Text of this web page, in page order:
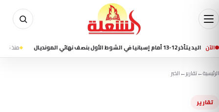
الآن
بنصف نهائي المونديال منذ 15 ساعة مقتل 7 أشخاص في إطلاق نار بمدرسة شمال بانكوك
الرئيسية←تقارير←الخبر
تقارير